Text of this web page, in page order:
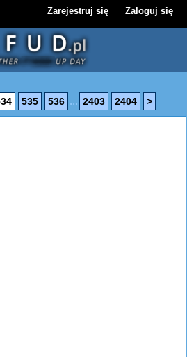
Zarejestruj się Zaloguj się
535 536 ... 2403 2404 >